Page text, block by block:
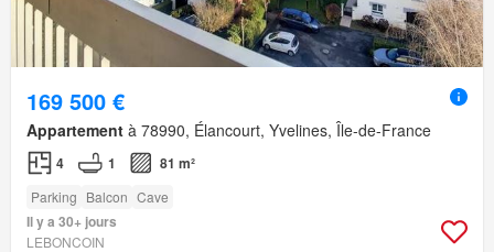
169 500 €
Appartement à 78990, Élancourt, Yvelines, Île-de-France
4 1 81 m²
Parking Balcon Cave
Il y a 30+ jours
LEBONCOIN